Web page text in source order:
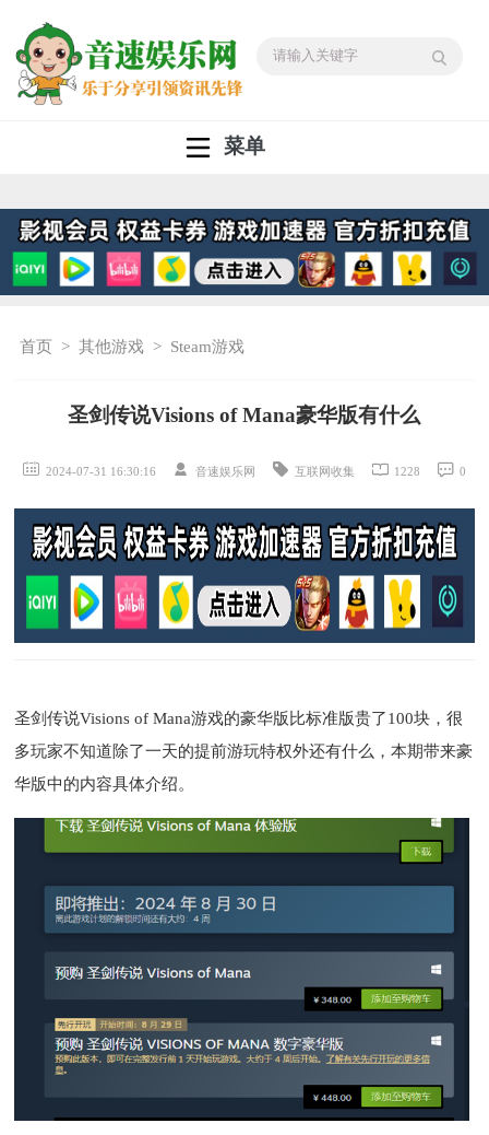
菜单
首页 >其他游戏 > Steam游戏
圣剑传说Visions of Mana豪华版有什么
2024-07-31 16:30:16 音速娱乐网 互联网收集 1228 0
圣剑传说Visions of Mana游戏的豪华版比标准版贵了100块，很
多玩家不知道除了一天的提前游玩特权外还有什么，本期带来豪
华版中的内容具体介绍。